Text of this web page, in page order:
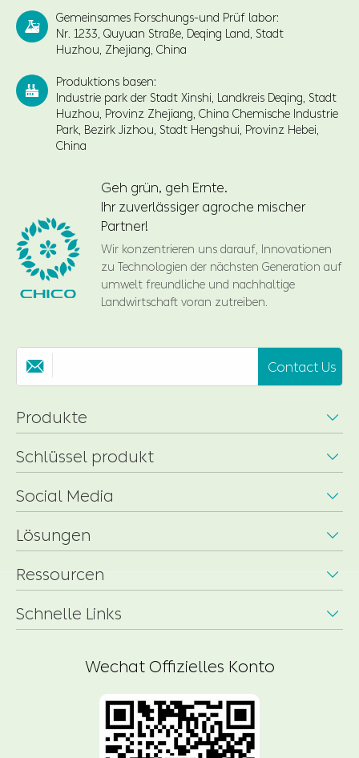

Gemeinsames Forschungs-und Prüf labor:
Nr. 1233, Quyuan Straße, Deqing Land, Stadt
Huzhou, Zhejiang, China

Produktions basen:
Industrie park der Stadt Xinshi, Landkreis Deqing, Stadt
Huzhou, Provinz Zhejiang, China Chemische Industrie
Park, Bezirk Jizhou, Stadt Hengshui, Provinz Hebei,
China
Geh grün, geh Ernte.
Ihr zuverlässiger agroche mischer
Partner!
Wir konzentrieren uns darauf, Innovationen
zu Technologien der nächsten Generation auf
umwelt freundliche und nachhaltige
Landwirtschaft voran zutreiben.
 Contact Us
Produkte 
Schlüssel produkt 
Social Media 
Lösungen 
Ressourcen 
Schnelle Links 
Wechat Offizielles Konto